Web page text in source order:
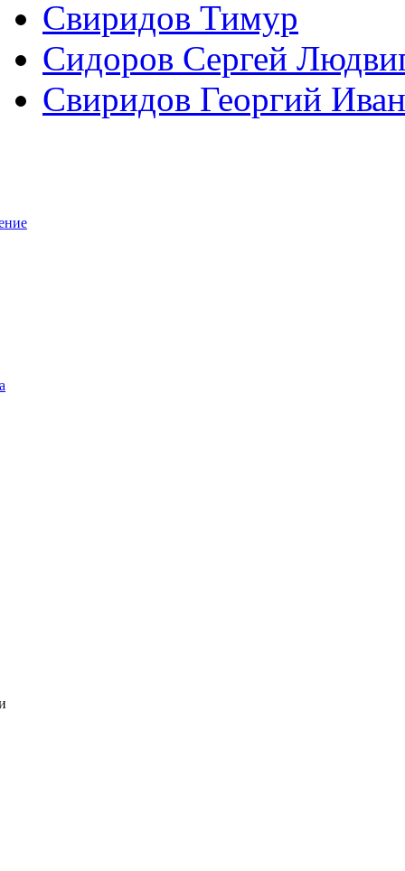
Свиридов Тимур
Сидоров Сергей
Свиридов Георгий